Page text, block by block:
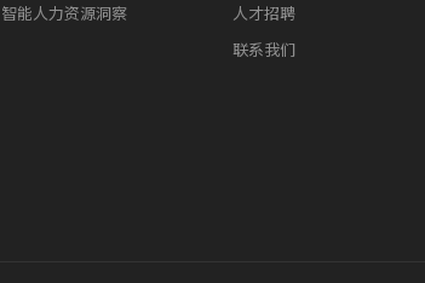
智能人力资源洞察
人才招聘
联系我们